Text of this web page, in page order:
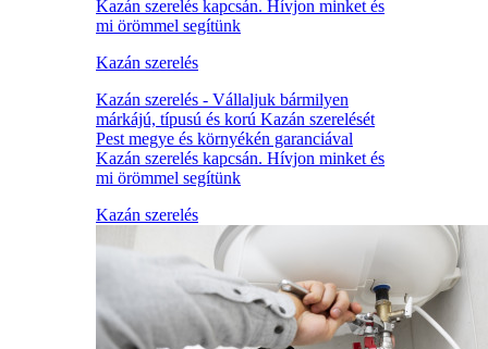
Kazán szerelés kapcsán. Hívjon minket és
mi örömmel segítünk
Kazán szerelés
Kazán szerelés - Vállaljuk bármilyen
márkájú, típusú és korú Kazán szerelését
Pest megye és környékén garanciával
Kazán szerelés kapcsán. Hívjon minket és
mi örömmel segítünk
Kazán szerelés